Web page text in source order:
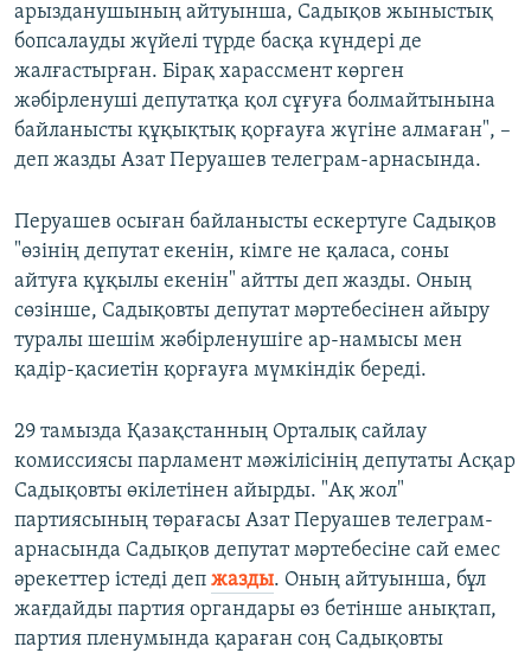
арызданушының айтуынша, Садықов жыныстық
бопсалауды жүйелі түрде басқа күндері де
жалғастырған. Бірақ харассмент көрген
жәбірленуші депутатқа қол сұғуға болмайтынына
байланысты құқықтық қорғауға жүгіне алмаған", –
деп жазды Азат Перуашев телеграм-арнасында.
Перуашев осыған байланысты ескертуге Садықов
"өзінің депутат екенін, кімге не қаласа, соны
айтуға құқылы екенін" айтты деп жазды. Оның
сөзінше, Садықовты депутат мәртебесінен айыру
туралы шешім жәбірленушіге ар-намысы мен
қадір-қасиетін қорғауға мүмкіндік береді.
29 тамызда Қазақстанның Орталық сайлау
комиссиясы парламент мәжілісінің депутаты Асқар
Садықовты өкілетінен айырды. "Ақ жол"
партиясының төрағасы Азат Перуашев телеграм-
арнасында Садықов депутат мәртебесіне сай емес
әрекеттер істеді деп жазды. Оның айтуынша, бұл
жағдайды партия органдары өз бетінше анықтап,
партия пленумында қараған соң Садықовты